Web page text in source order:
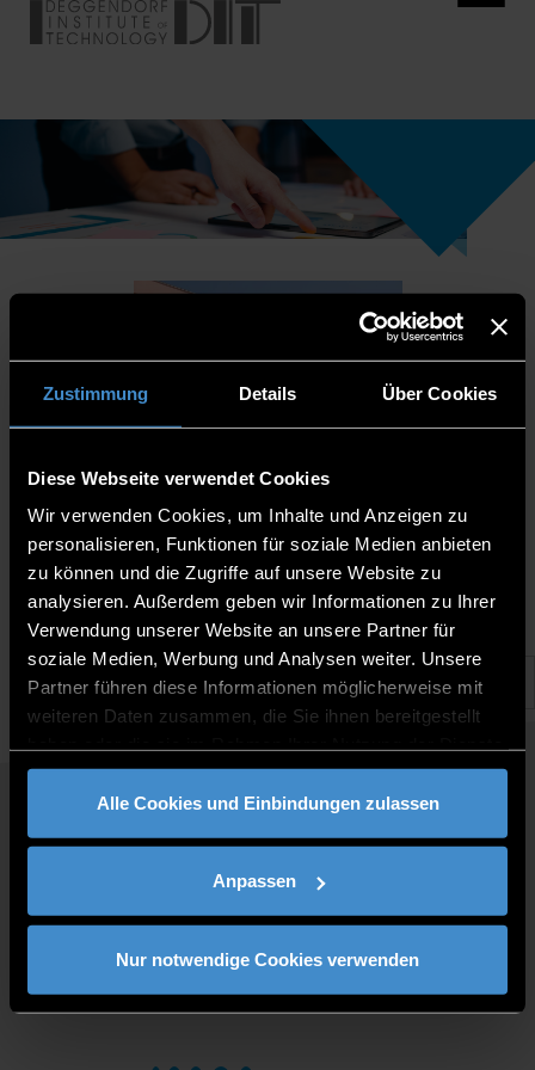
Zustimmung Details Über Cookies
Diese Webseite verwendet Cookies
Wir verwenden Cookies, um Inhalte und Anzeigen zu
personalisieren, Funktionen für soziale Medien anbieten
zu können und die Zugriffe auf unsere Website zu
analysieren. Außerdem geben wir Informationen zu Ihrer
Verwendung unserer Website an unsere Partner für
soziale Medien, Werbung und Analysen weiter. Unsere
Partner führen diese Informationen möglicherweise mit
weiteren Daten zusammen, die Sie ihnen bereitgestellt
gesammelt haben.
Alle Cookies und Einbindungen zulassen
Anpassen
Nur notwendige Cookies verwenden
27.11.2020 |
QUICKLINKS
FOR BUSINESSES
DIRECTIONS